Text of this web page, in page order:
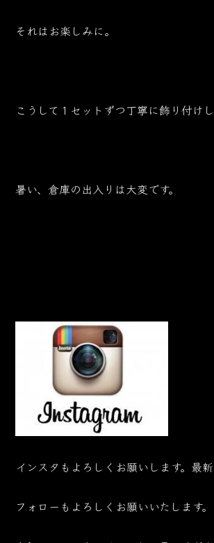
それはお楽しみに。
こうして１セットずつ丁寧に飾り付けし
暑い、倉庫の出入りは大変です。
インスタもよろしくお願いします。最新
フォローもよろしくお願いいたします。